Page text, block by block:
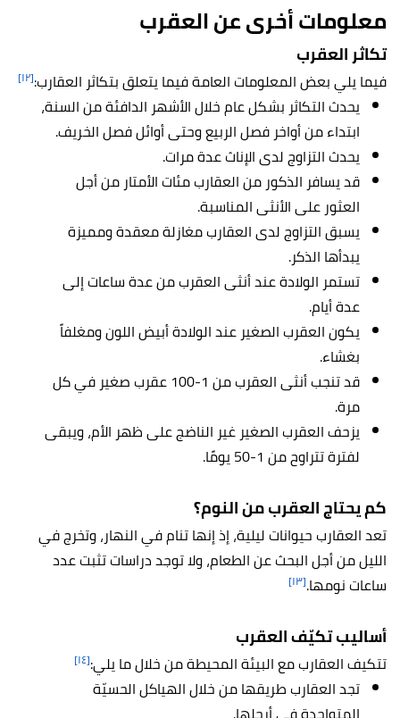
معلومات أخرى عن العقرب
تكاثر العقرب
فيما يلي بعض المعلومات العامة فيما يتعلق بتكاثر العقارب:[١٢]
يحدث التكاثر بشكل عام خلال الأشهر الدافئة من السنة،
ابتداء من أواخر فصل الربيع وحتى أوائل فصل الخريف.
يحدث التزاوج لدى الإناث عدة مرات.
قد يسافر الذكور من العقارب مئات الأمتار من أجل
العثور على الأنثى المناسبة.
يسبق التزاوج لدى العقارب مغازلة معقدة ومميزة
يبدأها الذكر.
تستمر الولادة عند أنثى العقرب من عدة ساعات إلى
عدة أيام.
يكون العقرب الصغير عند الولادة أبيض اللون ومغلفاً
بغشاء.
قد تنجب أنثى العقرب من 1-100 عقرب صغير في كل
مرة.
يزحف العقرب الصغير غير الناضج على ظهر الأم، ويبقى
لفترة تتراوح من 1-50 يومًا.
كم يحتاج العقرب من النوم؟
تعد العقارب حيوانات ليلية، إذ إنها تنام في النهار، وتخرج في
الليل من أجل البحث عن الطعام، ولا توجد دراسات تثبت عدد
ساعات نومها.[١٣]
أساليب تكيّف العقرب
تتكيف العقارب مع البيئة المحيطة من خلال ما يلي:[١٤]
تجد العقارب طريقها من خلال الهياكل الحسيّة